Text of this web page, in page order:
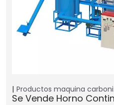
Productos maquina
Se Vende Horno